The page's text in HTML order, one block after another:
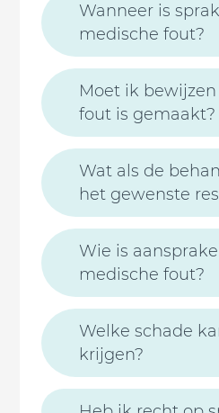
Wanneer is
medische fout?
Moet ik
fout is gemaakt?
Wat als de
het gewenste
Wie is
medische fout?
Welke schade
krijgen?